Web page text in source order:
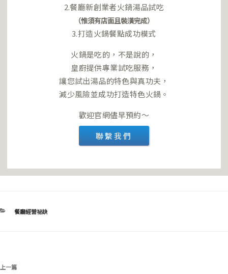
2.餐廳新創業者火鍋湯品試吃
（惟須有店面且裝潢完成）
3.打造火鍋餐點成功模式
火鍋是吃的，不是說的，
皇廚提供專業試吃服務，
讓您試出湯品的特色與真功夫，
減少風險並成功打造特色火鍋。
歡迎官網儘早預約～
聯繫我們
分
餐廳經營祕訣
文
上
上一篇